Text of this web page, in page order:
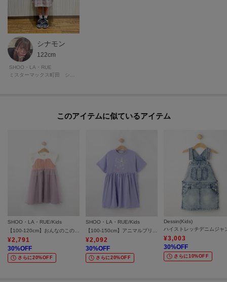
シナモン
122cm
SHOO・LA・RUE
ミスターマックス町田 シューラルー
このアイテムに似ているアイテム
SHOO・LA・RUE/Kids
¥2,791
30%OFF
さらに20%OFF
SHOO・LA・RUE/Kids
¥2,092
30%OFF
さらに20%OFF
Dessin(Kids)
¥3,003
30%OFF
さらに10%OFF